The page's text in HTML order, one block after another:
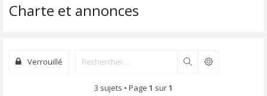
Charte et annonces
Verrouillé Rechercher
3 sujets • Page 1 sur1